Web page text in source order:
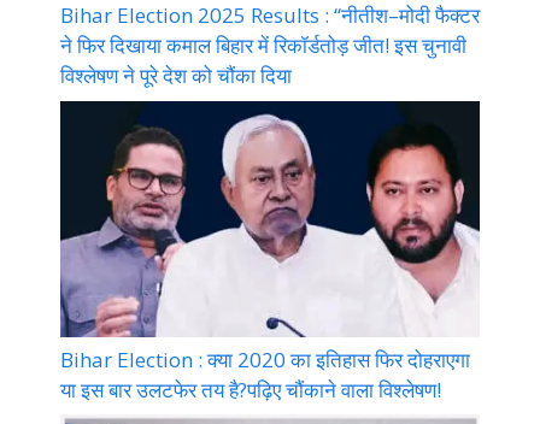
Bihar Election 2025 Results : “नीतीश–मोदी फैक्टर
ने फिर दिखाया कमाल बिहार में रिकॉर्डतोड़ जीत! इस चुनावी
विश्लेषण ने पूरे देश को चौंका दिया
Bihar Election : क्या 2020 का इतिहास फिर दोहराएगा
या इस बार उलटफेर तय है?पढ़िए चौंकाने वाला विश्लेषण!